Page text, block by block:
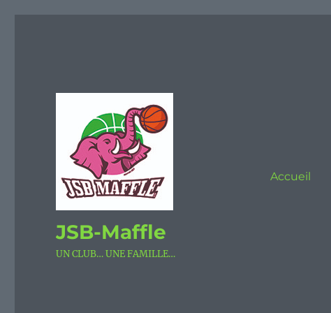
JSB-Maffle
UN CLUB… UNE FAMILLE…
Accueil